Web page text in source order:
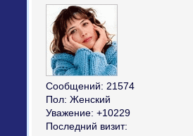
Сообщений: 21574
Пол: Женский
Уважение: +10229
Последний визит: